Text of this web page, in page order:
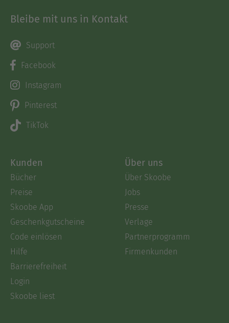
Bleibe mit uns in Kontakt
Support
Facebook
Instagram
Pinterest
TikTok
Kunden
Bücher
Preise
Skoobe App
Geschenkgutscheine
Code einlösen
Hilfe
Barrierefreiheit
Login
Skoobe liest
Über uns
Über Skoobe
Jobs
Presse
Verlage
Partnerprogramm
Firmenkunden